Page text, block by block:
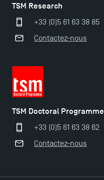
TSM Research
+33 (0)5 61 63 38 85
Contactez-nous
TSM Doctoral Programme
+33 (0)5 61 63 38 62
Contactez-nous